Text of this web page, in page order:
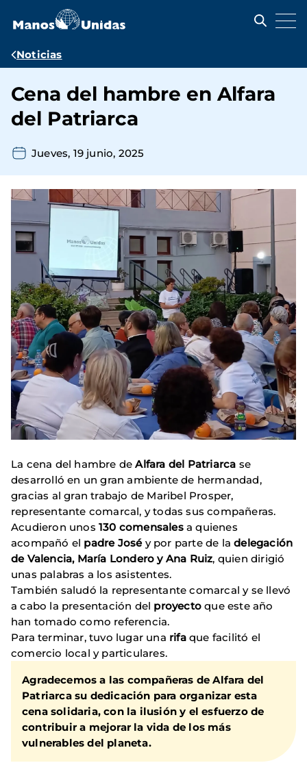
contenido
Ruta
navegación
Noticias
Cena del hambre en Alfara
del Patriarca
Jueves, 19 junio, 2025
La cena del hambre deAlfara del Patriarca se
desarrolló en un gran ambiente de hermandad,
gracias al gran trabajo de Maribel Prosper,
representante comarcal, y todas sus compañeras.
Acudieron unos 130 comensalesa quienes
acompañó el padre Joséy por parte de ladelegación
de Valencia, María Londero y Ana Ruiz, quien dirigió
unas palabras a los asistentes.
También saludó la representante comarcal y se llevó
a cabo la presentación del proyecto que este año
han tomado como referencia.
Para terminar, tuvo lugar una rifaque facilitó el
comercio local y particulares.
Agradecemos a las compañeras de Alfara del
Patriarca su dedicación para organizar esta
cena solidaria, con la ilusión y el esfuerzo de
contribuir a mejorar la vida de los más
vulnerables del planeta.